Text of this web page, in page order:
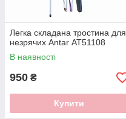
Легка складана тростина для
незрячих Antar АТ51108
В наявності
950 ₴
Купити